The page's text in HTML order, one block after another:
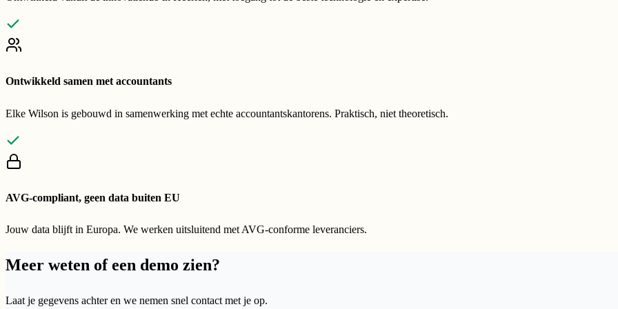
Ontwikkeld samen met accountants
Elke Wilson is gebouwd in samenwerking met echte accountantskantorens. Praktisch, niet theoretisch.
AVG-compliant, geen data buiten EU
Jouw data blijft in Europa. We werken uitsluitend met AVG-conforme leveranciers.
Meer weten of een demo zien?
Laat je gegevens achter en we nemen snel contact met je op.